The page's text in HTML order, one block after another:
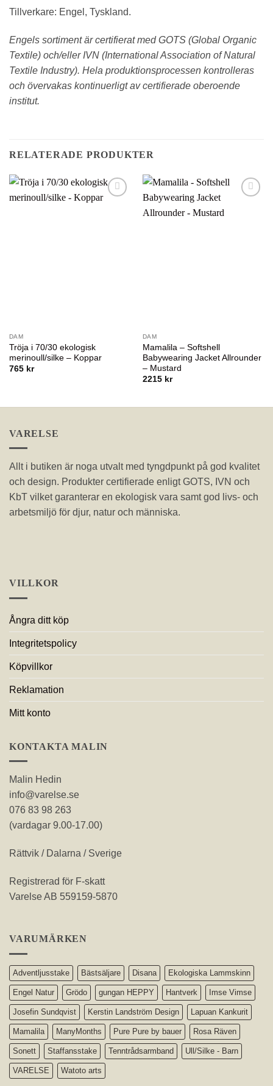
Tillverkare: Engel, Tyskland.
Engels sortiment är certifierat med GOTS (Global Organic
Textile) och/eller IVN (International Association of Natural
Textile Industry). Hela produktionsprocessen kontrolleras
och övervakas kontinuerligt av certifierade oberoende
institut.
RELATERADE PRODUKTER
DAM
Tröja i 70/30 ekologisk
merinoull/silke – Koppar
765 kr
önskelistan
DAM
Mamalila – Softshell
Babywearing Jacket Allrounder
– Mustard
2215 kr
VARELSE
Allt i butiken är noga utvalt med tyngdpunkt på god kvalitet
och design. Produkter certifierade enligt GOTS, IVN och
KbT vilket garanterar en ekologisk vara samt god livs- och
arbetsmiljö för djur, natur och människa.
VILLKOR
Ångra ditt köp
Integritetspolicy
Köpvillkor
Reklamation
Mitt konto
KONTAKTA MALIN
Malin Hedin
info@varelse.se
076 83 98 263
(vardagar 9.00-17.00)
Rättvik / Dalarna / Sverige
Registrerad för F-skatt
Varelse AB 559159-5870
VARUMÄRKEN
Adventljusstake Bästsäljare Disana Ekologiska Lammskinn
Engel Natur Grödo gungan HEPPY Hantverk Imse Vimse
Josefin Sundqvist Kerstin Landström Design Lapuan Kankurit
Mamalila ManyMonths Pure Pure by bauer Rosa Räven
Sonett Staffansstake Tenntrådsarmband Ull/Silke - Barn
VARELSE Watoto arts